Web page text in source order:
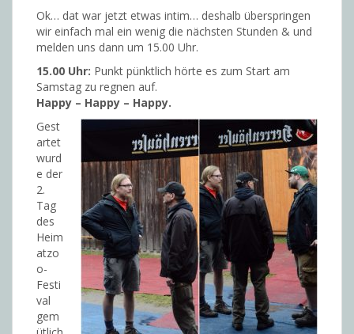
Ok… dat war jetzt etwas intim… deshalb überspringen
wir einfach mal ein wenig die nächsten Stunden & und
melden uns dann um 15.00 Uhr.
15.00 Uhr: Punkt pünktlich hörte es zum Start am
Samstag zu regnen auf.
Happy – Happy – Happy.
Gest
artet
wurd
e der
2.
Tag
des
Heim
atzo
o-
Festi
val
gem